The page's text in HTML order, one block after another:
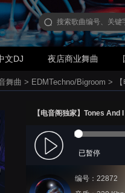
文DJ 夜店商业舞曲
舞曲 > EDMTechno/Bigroom >
【电音阁独家】Tones
已暂停
编号：22872